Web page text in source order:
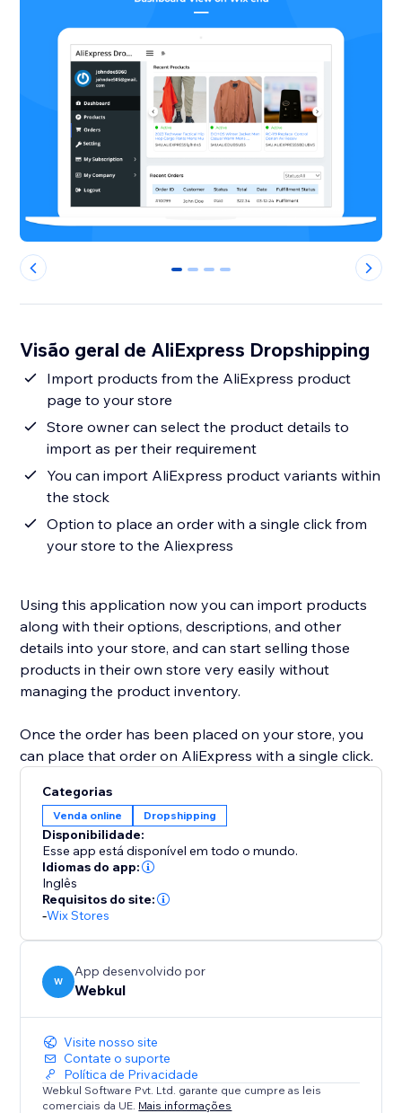
0 1 2 3
Visão geral de AliExpress Dropshipping
Import products from the AliExpress product
page to your store
Store owner can select the product details to
import as per their requirement
You can import AliExpress product variants within
the stock
Option to place an order with a single click from
your store to the Aliexpress
Using this application now you can import products
along with their options, descriptions, and other
details into your store, and can start selling those
products in their own store very easily without
managing the product inventory.
Once the order has been placed on your store, you
can place that order on AliExpress with a single click.
Categorias
Venda online Dropshipping
Disponibilidade:
Esse app está disponível em todo o mundo.
Idiomas do app:
Inglês
Requisitos do site:
-Wix Stores
W
App desenvolvido por
Webkul
Visite nosso site
Contate o suporte
Política de Privacidade
Webkul Software Pvt. Ltd. garante que cumpre as leis
comerciais da UE. Mais informações